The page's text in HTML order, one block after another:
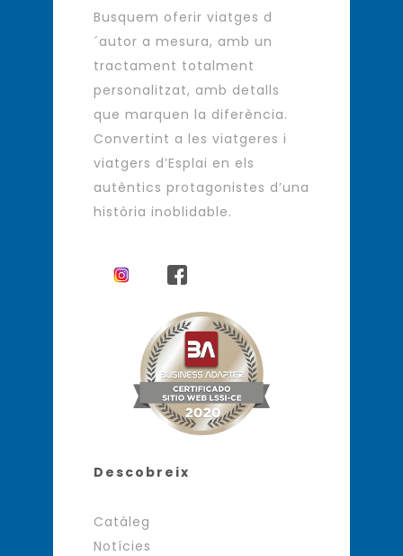
Busquem oferir viatges d
´autor a mesura, amb un
tractament totalment
personalitzat, amb detalls
que marquen la diferència.
Convertint a les viatgeres i
viatgers d’Esplai en els
autèntics protagonistes d’una
història inoblidable.
Descobreix
Catàleg
Notícies